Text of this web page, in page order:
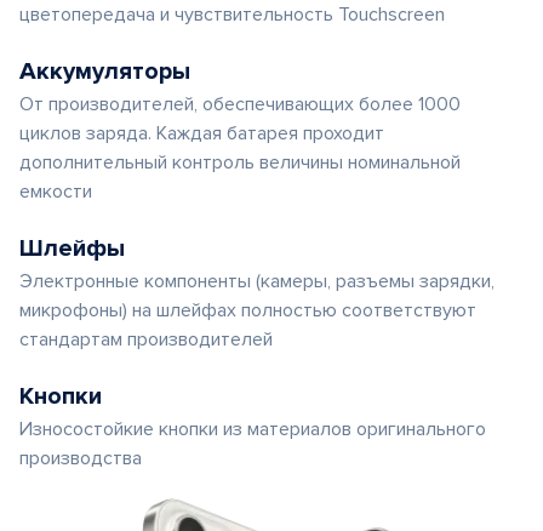
цветопередача и чувствительность Touchscreen
Аккумуляторы
От производителей, обеспечивающих более 1000
циклов заряда. Каждая батарея проходит
дополнительный контроль величины номинальной
емкости
Шлейфы
Электронные компоненты (камеры, разъемы зарядки,
микрофоны) на шлейфах полностью соответствуют
стандартам производителей
Кнопки
Износостойкие кнопки из материалов оригинального
производства